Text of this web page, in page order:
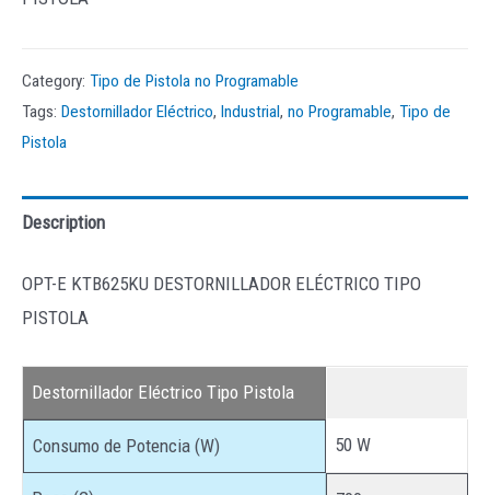
Category: Tipo de Pistola no Programable
Tags: Destornillador Eléctrico, Industrial, no Programable, Tipo de
Pistola
Description
OPT-E KTB625KU DESTORNILLADOR ELÉCTRICO TIPO
PISTOLA
Destornillador Eléctrico Tipo Pistola
Consumo de Potencia (W) 50 W